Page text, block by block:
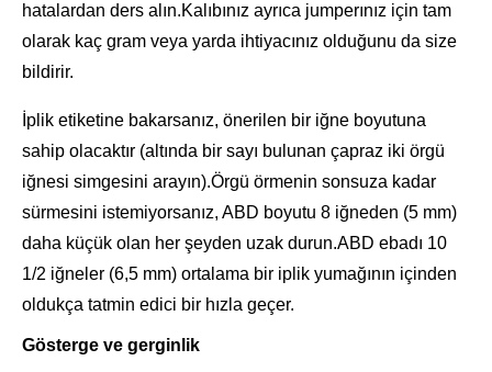
hatalardan ders alın.Kalıbınız ayrıca jumperınız için tam
olarak kaç gram veya yarda ihtiyacınız olduğunu da size
bildirir.
İplik etiketine bakarsanız, önerilen bir iğne boyutuna
sahip olacaktır (altında bir sayı bulunan çapraz iki örgü
iğnesi simgesini arayın).Örgü örmenin sonsuza kadar
sürmesini istemiyorsanız, ABD boyutu 8 iğneden (5 mm)
daha küçük olan her şeyden uzak durun.ABD ebadı 10
1/2 iğneler (6,5 mm) ortalama bir iplik yumağının içinden
oldukça tatmin edici bir hızla geçer.
Gösterge ve gerginlik